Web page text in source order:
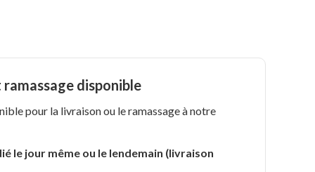
disponible
pour la livraison ou le ramassage à notre
le jour même ou le lendemain (livraison